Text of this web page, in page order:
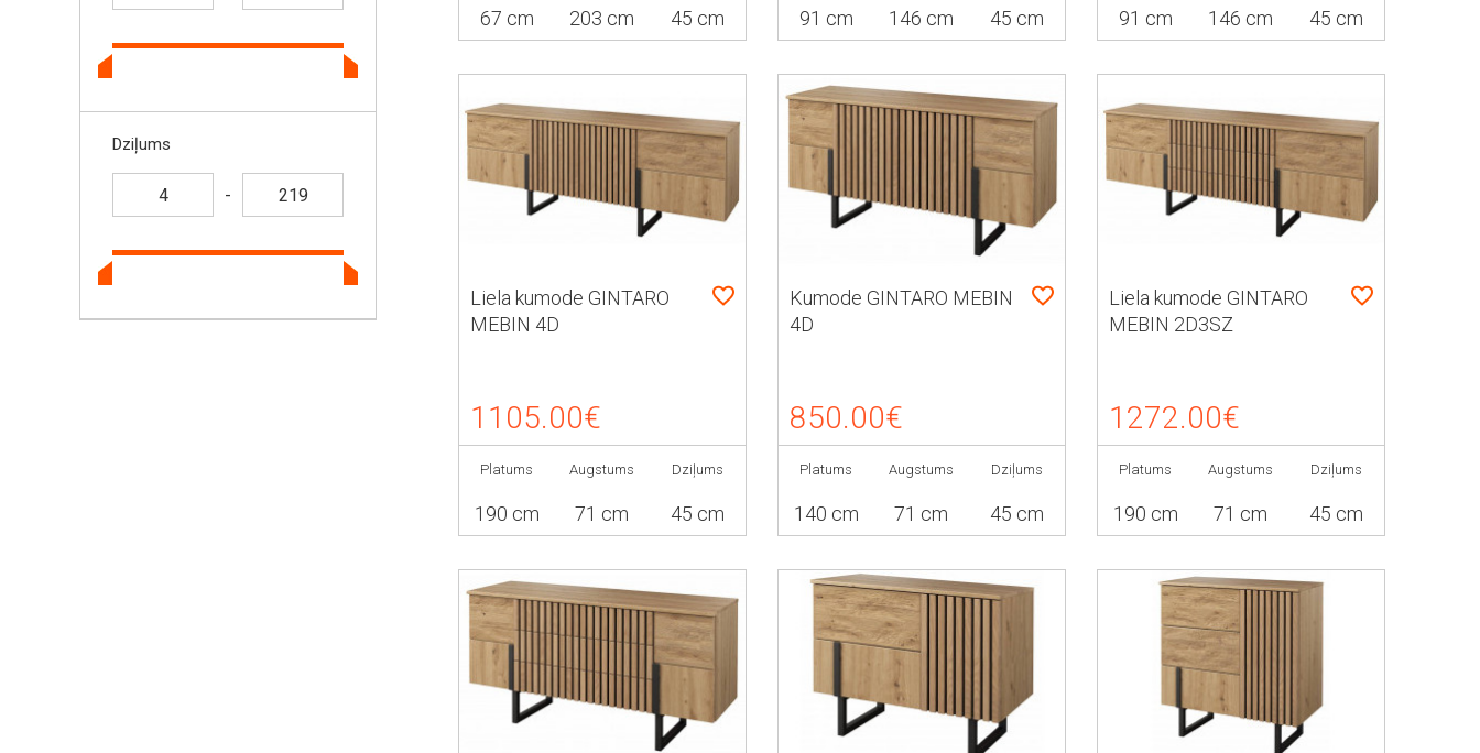
Dziļums
-
67 cm 203 cm 45 cm 91 cm 146 cm 45 cm 91 cm 146 cm 45 cm
Liela kumode GINTARO
MEBIN 4D
1105.00€
Platums
190 cm
Augstums
71 cm
Dziļums
45 cm
Kumode GINTARO MEBIN
4D
850.00€
Platums
140 cm
Augstums
71 cm
Dziļums
45 cm
Liela kumode GINTARO
MEBIN 2D3SZ
1272.00€
Platums
190 cm
Augstums
71 cm
Dziļums
45 cm